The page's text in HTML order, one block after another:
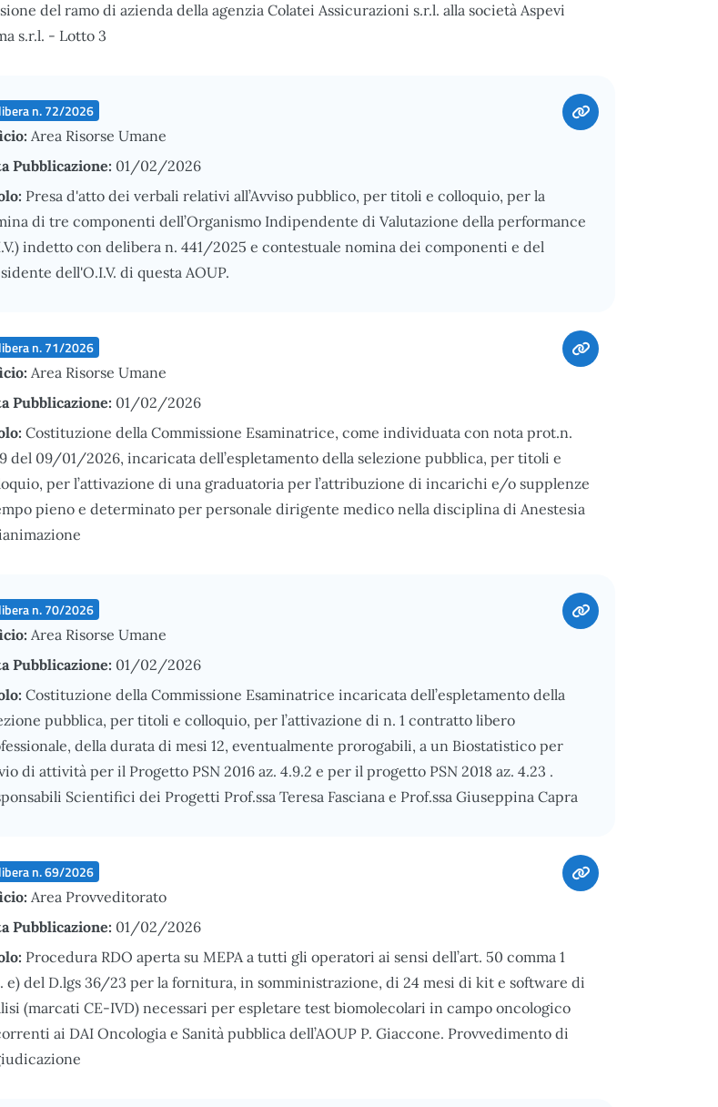
del ramo di azienda della agenzia Colatei Assicurazioni s.r.l. alla società Aspevi
s.r.l. - Lotto 3
n. 72/2026
Area Risorse Umane
Pubblicazione: 01/02/2026
Presa d'atto dei verbali relativi all’Avviso pubblico, per titoli e colloquio, per la
di tre componenti dell’Organismo Indipendente di Valutazione della performance
indetto con delibera n. 441/2025 e contestuale nomina dei componenti e del
dell'O.I.V. di questa AOUP.
n. 71/2026
Area Risorse Umane
Pubblicazione: 01/02/2026
Costituzione della Commissione Esaminatrice, come individuata con nota prot.n.
del 09/01/2026, incaricata dell’espletamento della selezione pubblica, per titoli e
per l’attivazione di una graduatoria per l’attribuzione di incarichi e/o supplenze
pieno e determinato per personale dirigente medico nella disciplina di Anestesia
n. 70/2026
Area Risorse Umane
Pubblicazione: 01/02/2026
Costituzione della Commissione Esaminatrice incaricata dell’espletamento della
pubblica, per titoli e colloquio, per l’attivazione di n. 1 contratto libero
della durata di mesi 12, eventualmente prorogabili, a un Biostatistico per
di attività per il Progetto PSN 2016 az. 4.9.2 e per il progetto PSN 2018 az. 4.23 .
Scientifici dei Progetti Prof.ssa Teresa Fasciana e Prof.ssa Giuseppina Capra
n. 69/2026
Area Provveditorato
Pubblicazione: 01/02/2026
Procedura RDO aperta su MEPA a tutti gli operatori ai sensi dell’art. 50 comma 1
e) del D.lgs 36/23 per la fornitura, in somministrazione, di 24 mesi di kit e software di
(marcati CE-IVD) necessari per espletare test biomolecolari in campo oncologico
ai DAI Oncologia e Sanità pubblica dell’AOUP P. Giaccone. Provvedimento di